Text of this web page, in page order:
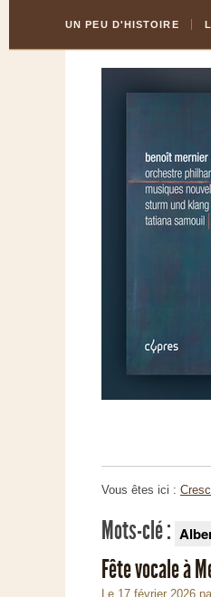
Content
la
UN PEU D'HISTOIRE
Vous êtes ici :
Mots-clé :
Fête vocale à
Le 17 février 2026